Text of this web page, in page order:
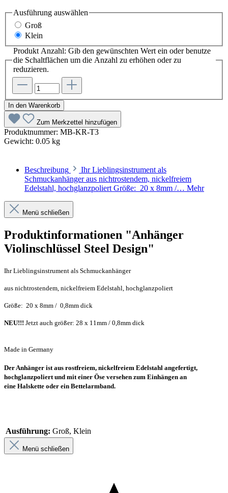
Ausführung auswählen
Groß
Klein
Produkt Anzahl: Gib den gewünschten Wert ein oder benutze
die Schaltflächen um die Anzahl zu erhöhen oder zu
reduzieren.
In den Warenkorb
Zum Merkzettel hinzufügen
Produktnummer: MB-KR-T3
Gewicht: 0.05 kg
Beschreibung
Ihr Lieblingsinstrument als
Schmuckanhänger aus nichtrostendem, nickelfreiem
Edelstahl, hochglanzpoliert Größe: 20 x 8mm /… Mehr
Menü schließen
Produktinformationen "Anhänger
Violinschlüssel Steel Design"
Ihr Lieblingsinstrument als Schmuckanhänger
aus nichtrostendem, nickelfreiem Edelstahl, hochglanzpoliert
Größe: 20 x 8mm / 0,8mm dick
NEU!!! Jetzt auch größer: 28 x 11mm / 0,8mm dick
Made in Germany
Der Anhänger ist aus rostfreiem, nickelfreiem Edelstahl angefertigt,
hochglanzpoliert und mit einer Öse versehen zum Einhängen an
eine Halskette oder ein Bettelarmband.
Ausführung: Groß, Klein
Menü schließen